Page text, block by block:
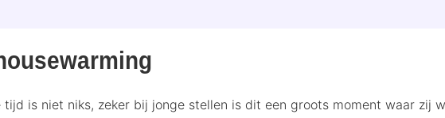
tijd is niet niks, zeker bij jonge stellen is dit een groots moment waar zij